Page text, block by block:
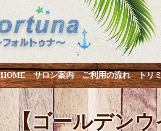
HOME サロン案内 ご利用の流れ トリ
【ゴールデン